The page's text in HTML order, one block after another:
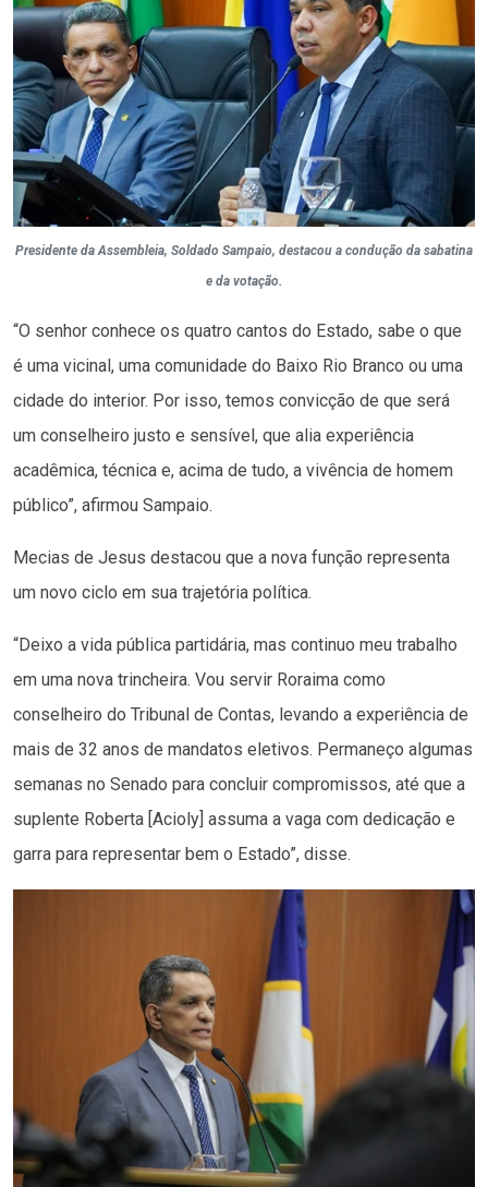
Presidente da Assembleia, Soldado Sampaio, destacou a condução da sabatina
e da votação.
“O senhor conhece os quatro cantos do Estado, sabe o que
é uma vicinal, uma comunidade do Baixo Rio Branco ou uma
cidade do interior. Por isso, temos convicção de que será
um conselheiro justo e sensível, que alia experiência
acadêmica, técnica e, acima de tudo, a vivência de homem
público”, afirmou Sampaio.
Mecias de Jesus destacou que a nova função representa
um novo ciclo em sua trajetória política.
“Deixo a vida pública partidária, mas continuo meu trabalho
em uma nova trincheira. Vou servir Roraima como
conselheiro do Tribunal de Contas, levando a experiência de
mais de 32 anos de mandatos eletivos. Permaneço algumas
semanas no Senado para concluir compromissos, até que a
suplente Roberta [Acioly] assuma a vaga com dedicação e
garra para representar bem o Estado”, disse.